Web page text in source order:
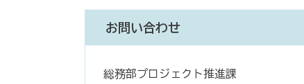
お問い合わせ
総務部プロジェクト推進課